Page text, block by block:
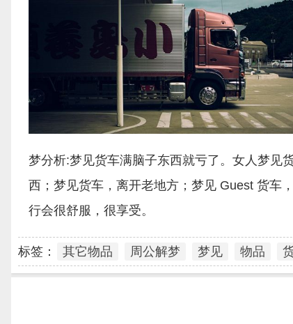
梦分析:梦见货车满脑子东西就亏了。女人梦见
西；梦见货车，离开老地方；梦见 Guest 货车
行会很舒服，很享受。
标签： 其它物品 周公解梦 梦见 物品